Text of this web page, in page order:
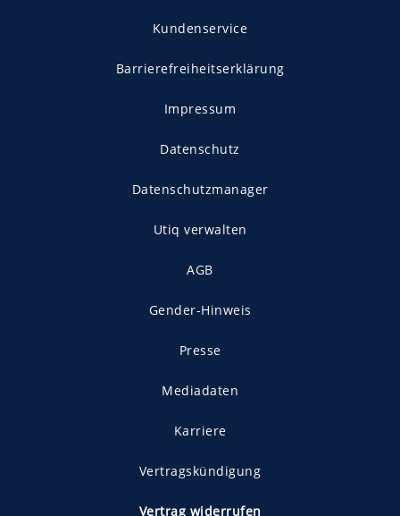
Kundenservice
Barrierefreiheitserklärung
Impressum
Datenschutz
Datenschutzmanager
Utiq verwalten
AGB
Gender-Hinweis
Presse
Mediadaten
Karriere
Vertragskündigung
Vertrag widerrufen